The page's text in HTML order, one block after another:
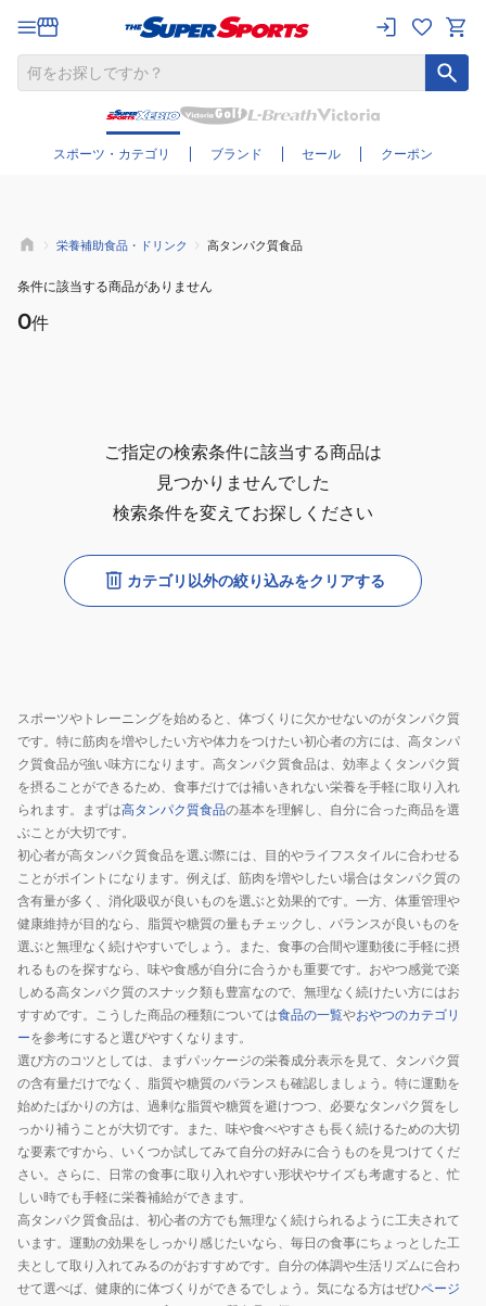
スポーツ・カテゴリ ブランド セール クーポン
さらに絞り込む
栄養補助食品・ドリンク 高タンパク質食品
条件に該当する商品がありません
0件
ご指定の検索条件に該当する商品は
見つかりませんでした
検索条件を変えてお探しください
カテゴリ以外の絞り込みをクリアする
スポーツやトレーニングを始めると、体づくりに欠かせないのがタンパク質
です。特に筋肉を増やしたい方や体力をつけたい初心者の方には、高タンパ
ク質食品が強い味方になります。高タンパク質食品は、効率よくタンパク質
を摂ることができるため、食事だけでは補いきれない栄養を手軽に取り入れ
られます。まずは高タンパク質食品の基本を理解し、自分に合った商品を選
ぶことが大切です。
初心者が高タンパク質食品を選ぶ際には、目的やライフスタイルに合わせる
ことがポイントになります。例えば、筋肉を増やしたい場合はタンパク質の
含有量が多く、消化吸収が良いものを選ぶと効果的です。一方、体重管理や
健康維持が目的なら、脂質や糖質の量もチェックし、バランスが良いものを
選ぶと無理なく続けやすいでしょう。また、食事の合間や運動後に手軽に摂
れるものを探すなら、味や食感が自分に合うかも重要です。おやつ感覚で楽
しめる高タンパク質のスナック類も豊富なので、無理なく続けたい方にはお
すすめです。こうした商品の種類については食品の一覧やおやつのカテゴリ
ーを参考にすると選びやすくなります。
選び方のコツとしては、まずパッケージの栄養成分表示を見て、タンパク質
の含有量だけでなく、脂質や糖質のバランスも確認しましょう。特に運動を
始めたばかりの方は、過剰な脂質や糖質を避けつつ、必要なタンパク質をし
っかり補うことが大切です。また、味や食べやすさも長く続けるための大切
な要素ですから、いくつか試してみて自分の好みに合うものを見つけてくだ
さい。さらに、日常の食事に取り入れやすい形状やサイズも考慮すると、忙
しい時でも手軽に栄養補給ができます。
高タンパク質食品は、初心者の方でも無理なく続けられるように工夫されて
います。運動の効果をしっかり感じたいなら、毎日の食事にちょっとした工
夫として取り入れてみるのがおすすめです。自分の体調や生活リズムに合わ
せて選べば、健康的に体づくりができるでしょう。気になる方はぜひページ